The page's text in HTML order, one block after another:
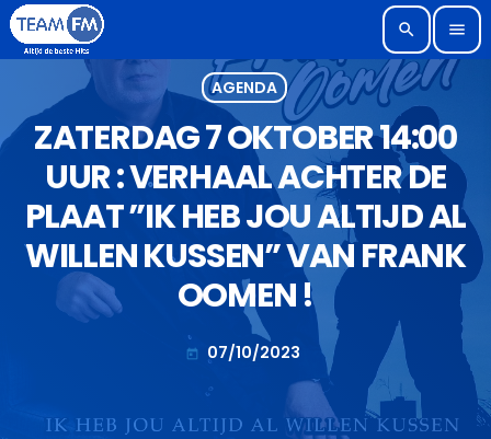
search menu
AGENDA
ZATERDAG 7 OKTOBER 14:00
UUR : VERHAAL ACHTER DE
PLAAT ”IK HEB JOU ALTIJD AL
WILLEN KUSSEN” VAN FRANK
OOMEN !
today 07/10/2023